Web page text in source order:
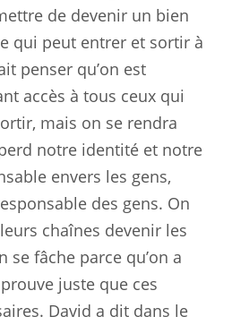
de devenir un bien
qui peut entrer et sortir à
penser qu’on est
accès à tous ceux qui
mais on se rendra
notre identité et notre
envers les gens,
des gens. On
chaînes devenir les
se fâche parce qu’on a
juste que ces
David a dit dans le